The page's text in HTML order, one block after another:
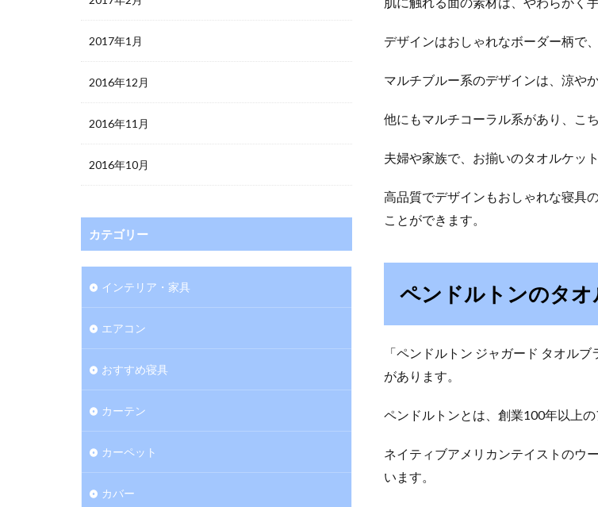
デザインはおしゃれなボーダー柄で
マルチブルー系のデザインは、涼や
他にもマルチコーラル系があり、こ
夫婦や家族で、お揃いのタオルケッ
高品質でデザインもおしゃれな寝具
ことができます。
ペンドルトンのタ
「ペンドルトン ジャガード タオル
があります。
ペンドルトンとは、創業100年以上
ネイティブアメリカンテイストのウ
います。
2017年1月
2016年12月
2016年11月
2016年10月
カテゴリー
インテリア・家具
エアコン
おすすめ寝具
カーテン
カーペット
カバー